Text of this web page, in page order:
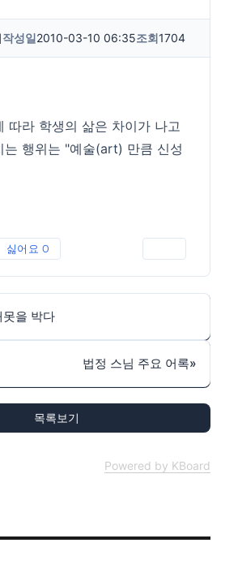
작성일2010-03-10 06:35조회1704
따라 학생의 삶은 차이가 나고
는 행위는 "예술(art) 만큼 신성
싫어요 0
못을 박다
법정 스님 주요 어록»
목록보기
Powered by KBoard